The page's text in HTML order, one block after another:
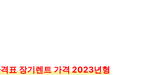
표 장기렌트 가격 2023년형